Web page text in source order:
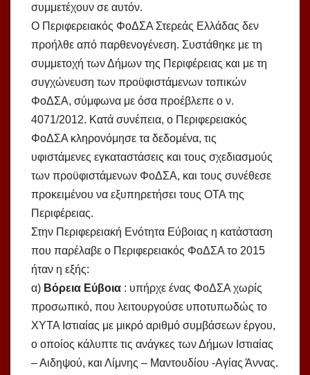
συμμετέχουν σε αυτόν.
Ο Περιφερειακός ΦοΔΣΑ Στερεάς Ελλάδας δεν
προήλθε από παρθενογένεση. Συστάθηκε με τη
συμμετοχή των Δήμων της Περιφέρειας και με τη
συγχώνευση των προϋφιστάμενων τοπικών
ΦοΔΣΑ, σύμφωνα με όσα προέβλεπε ο ν.
4071/2012. Κατά συνέπεια, ο Περιφερειακός
ΦοΔΣΑ κληρονόμησε τα δεδομένα, τις
υφιστάμενες εγκαταστάσεις και τους σχεδιασμούς
των προϋφιστάμενων ΦοΔΣΑ, και τους συνέθεσε
προκειμένου να εξυπηρετήσει τους ΟΤΑ της
Περιφέρειας.
Στην Περιφερειακή Ενότητα Εύβοιας η κατάσταση
που παρέλαβε ο Περιφερειακός ΦοΔΣΑ το 2015
ήταν η εξής:
α) Βόρεια Εύβοια : υπήρχε ένας ΦοΔΣΑ χωρίς
προσωπικό, που λειτουργούσε υποτυπωδώς το
ΧΥΤΑ Ιστιαίας με μικρό αριθμό συμβάσεων έργου,
ο οποίος κάλυπτε τις ανάγκες των Δήμων Ιστιαίας
– Αιδηψού, και Λίμνης – Μαντουδίου -Αγίας Άννας.